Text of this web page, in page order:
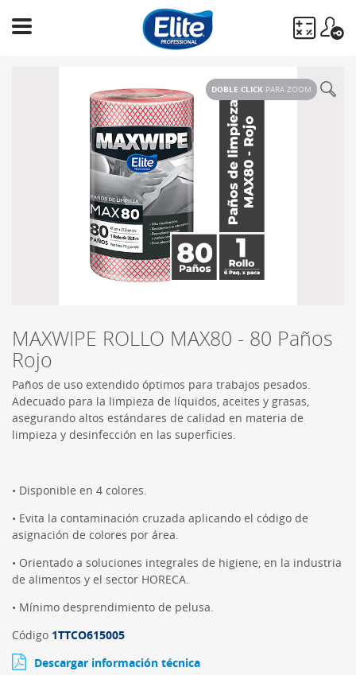
búsqueda
DOBLE CLICK PARA ZOOM
MAXWIPE ROLLO MAX80 - 80 Paños
Rojo
Paños de uso extendido óptimos para trabajos pesados.
Adecuado para la limpieza de líquidos, aceites y grasas,
asegurando altos estándares de calidad en materia de
limpieza y desinfección en las superficies.
• Disponible en 4 colores.
• Evita la contaminación cruzada aplicando el código de
asignación de colores por área.
• Orientado a soluciones integrales de higiene, en la industria
de alimentos y el sector HORECA.
• Mínimo desprendimiento de pelusa.
Código 1TTCO615005
Descargar información técnica